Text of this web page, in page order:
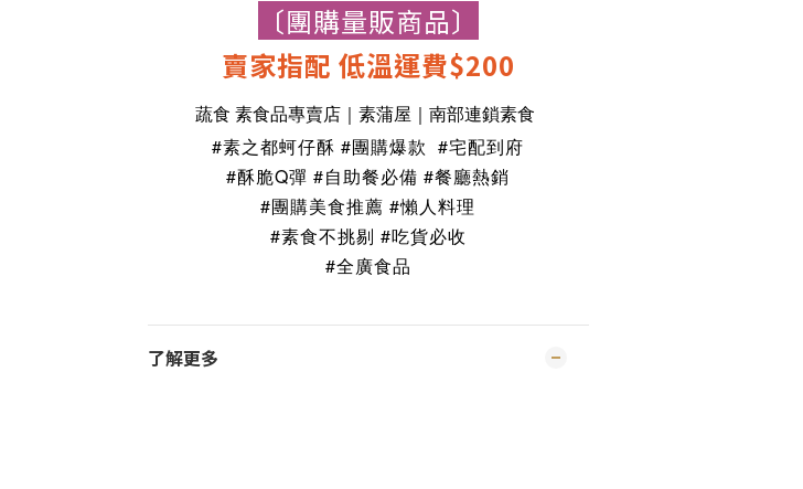
〔團購量販商品〕
賣家指配 低溫運費$200
蔬食 素食品專賣店｜素蒲屋｜南部連鎖素食
#素之都蚵仔酥 #團購爆款 #宅配到府
#酥脆Q彈 #自助餐必備 #餐廳熱銷
#團購美食推薦 #懶人料理
#素食不挑剔 #吃貨必收
#全廣食品
了解更多